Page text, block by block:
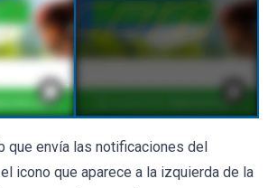
envía las notificaciones del
icono que aparece a la izquierda de la